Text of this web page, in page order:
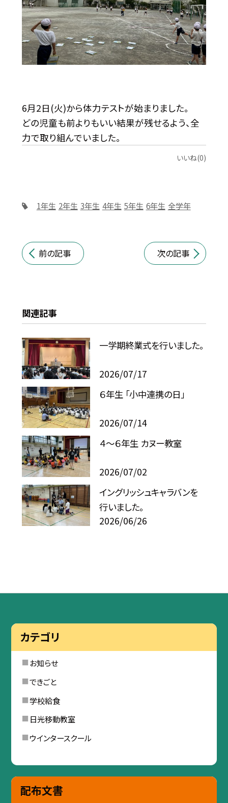
6月2日(火)から体力テストが始まりました。
どの児童も前よりもいい結果が残せるよう、全
力で取り組んでいました。
いいね(0)
1年生 2年生 3年生 4年生 5年生 6年生 全学年
前の記事 次の記事
関連記事
一学期終業式を行いました。
2026/07/17
６年生 「小中連携の日」
2026/07/14
４～６年生 カヌー教室
2026/07/02
イングリッシュキャラバンを
行いました。
2026/06/26
カテゴリ
お知らせ
できごと
学校給食
日光移動教室
ウインタースクール
配布文書